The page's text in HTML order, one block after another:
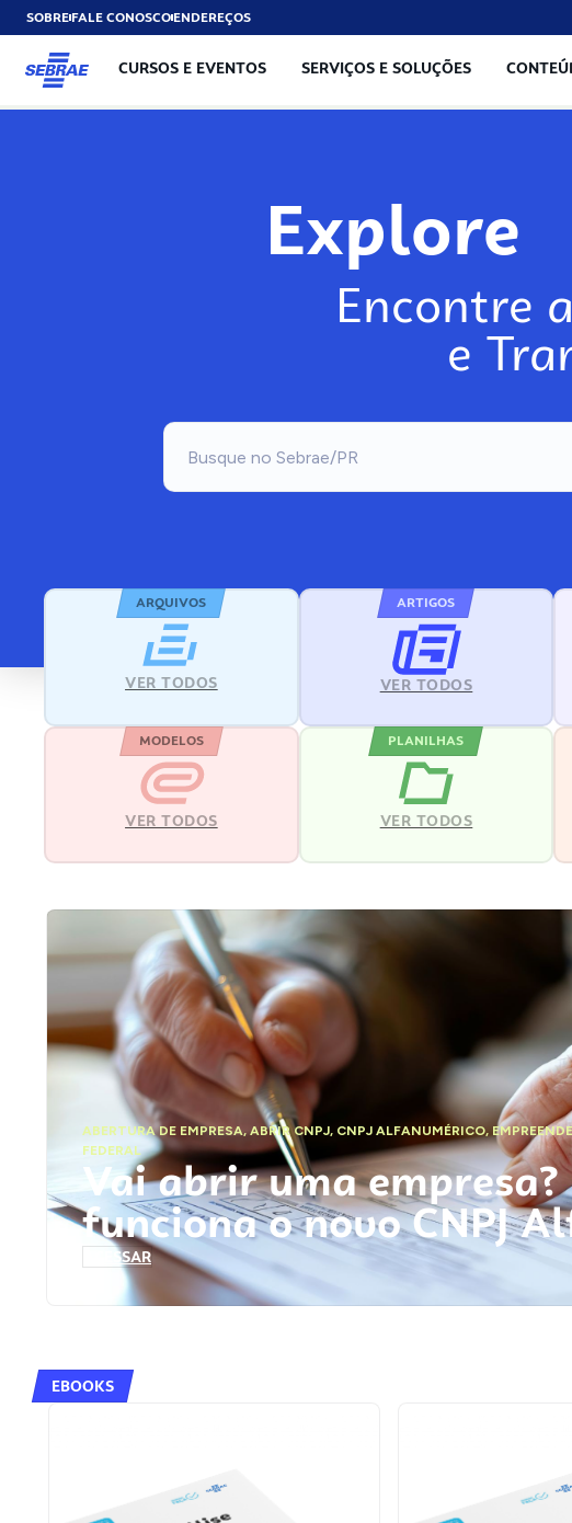
SOBREFALE CONOSCOENDEREÇOS
CURSOS E EVENTOS SERVIÇOS E SOLUÇÕES
Explore
Encontre
e
ARQUIVOS
VER TODOS
ARTIGOS
VER TODOS
MODELOS
VER TODOS
PLANILHAS
VER TODOS
ABERTURA DE EMPRESA,ABRIR CNPJ, CNPJ ALFANUMÉRICO,
FEDERAL
Vai abrir uma empresa?
funciona o novo CNPJ
ACESSAR
EBOOKS